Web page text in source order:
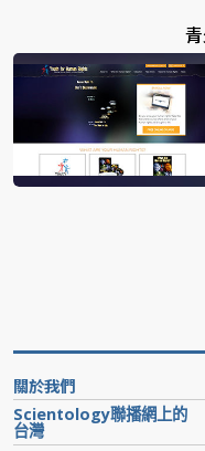
關於我們
Scientology聯播網上的
台灣